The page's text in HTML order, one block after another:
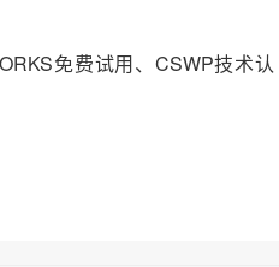
免费试用、CSWP技术认